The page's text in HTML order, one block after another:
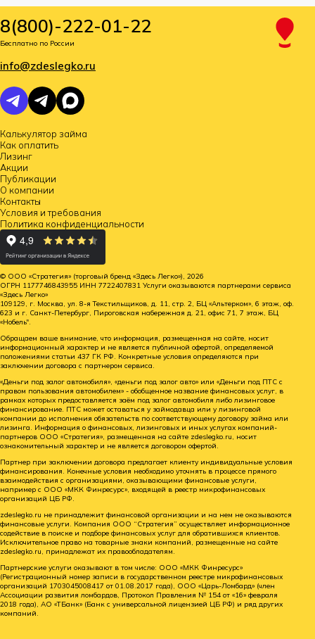
8(800)-222-01-22
Бесплатно по России
info@zdeslegko.ru
Калькулятор займа
Как оплатить
Лизинг
Акции
Публикации
О компании
Контакты
Условия и требования
Политика конфиденциальности
© ООО «Стратегия» (торговый бренд «Здесь Легко»), 2026
ОГРН 1177746843955 ИНН 7722407831 Услуги оказываются партнерами сервиса
«Здесь Легко»
109129, г. Москва, ул. 8-я Текстильщиков, д. 11, стр. 2, БЦ «Альтерком», 6 этаж, оф.
623 и г. Санкт-Петербург, Пироговская набережная д. 21, офис 71, 7 этаж, БЦ
«Нобель".
Обращаем ваше внимание, что информация, размещенная на сайте, носит
информационный характер и не является публичной офертой, определяемой
положениями статьи 437 ГК РФ. Конкретные условия определяются при
заключении договора с партнером сервиса.
«Деньги под залог автомобиля», «деньги под залог авто» или «Деньги под ПТС с
правом пользования автомобилем» - обобщенное название финансовых услуг, в
рамках которых предоставляется заём под залог автомобиля либо лизинговое
финансирование. ПТС может оставаться у займодавца или у лизинговой
компании до исполнения обязательств по соответствующему договору займа или
лизинга. Информация о финансовых, лизинговых и иных услугах компаний-
партнеров ООО «Стратегия», размещенная на сайте zdeslegko.ru, носит
ознакомительный характер и не является договором офертой.
Партнер при заключении договора предлагает клиенту индивидуальные условия
финансирования. Конечные условия необходимо уточнять в процессе прямого
взаимодействия с организациями, оказывающими финансовые услуги,
например с ООО «МКК Финресурс», входящей в реестр микрофинансовых
организаций ЦБ РФ.
zdeslegko.ru не принадлежит финансовой организации и на нем не оказываются
финансовые услуги. Компания ООО “Стратегия” осуществляет информационное
содействие в поиске и подборе финансовых услуг для обратившихся клиентов.
Исключительное право на товарные знаки компаний, размещенные на сайте
zdeslegko.ru, принадлежат их правообладателям.
Партнерские услуги оказывают в том числе: ООО «МКК Финресурс»
(Регистрационный номер записи в государственном реестре микрофинансовых
организаций 1703045008417 от 01.08.2017 года), ООО «Царь-Ломбард» (член
Ассоциации развития ломбардов, Протокол Правления № 154 от «16» февраля
2018 года), АО «ТБанк» (Банк с универсальной лицензией ЦБ РФ) и ряд других
компаний.